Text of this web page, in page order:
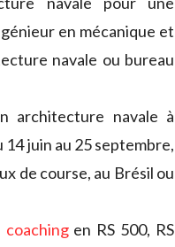
en mécanique et
navale ou bureau
architecture navale à
14 juin au 25 septembre,
de course, au Brésil ou
coachingen RS 500, RS